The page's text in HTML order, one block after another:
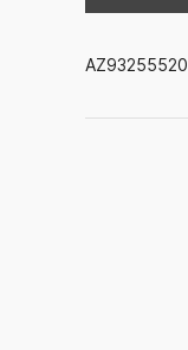
AZ93255520